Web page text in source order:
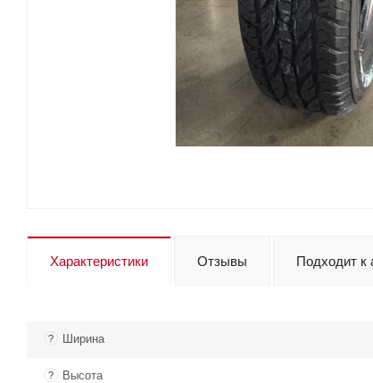
Характеристики Отзывы Подходит к
? Ширина
? Высота